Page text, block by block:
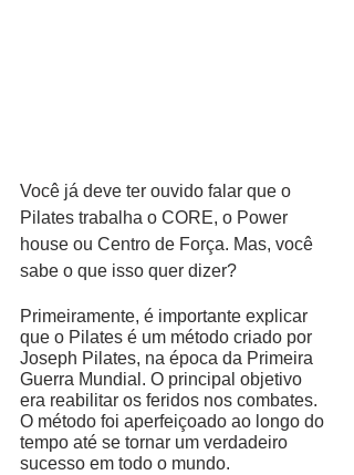
Você já deve ter ouvido falar que o
Pilates trabalha o CORE, o Power
house ou Centro de Força. Mas, você
sabe o que isso quer dizer?
Primeiramente, é importante explicar
que o Pilates é um método criado por
Joseph Pilates, na época da Primeira
Guerra Mundial. O principal objetivo
era reabilitar os feridos nos combates.
O método foi aperfeiçoado ao longo do
tempo até se tornar um verdadeiro
sucesso em todo o mundo.